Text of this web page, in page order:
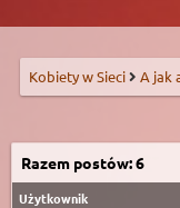
Kobiety w Sieci A jak
Razem postów: 6
Użytkownik